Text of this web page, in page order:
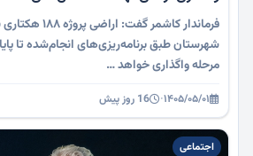
فرماندار
شهرستان طبق برنامه‌ریزی‌های انجام‌شده تا
مرحله واگذاری خواهد …
۱۴۰۵/۰۵/۰۱· 16 روز پیش
اجتماعی